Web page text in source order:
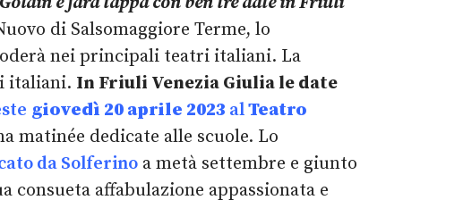
di Salsomaggiore Terme, lo
nei principali teatri italiani. La
italiani. In Friuli Venezia Giulia le date
giovedì 20 aprile 2023 alTeatro
matinée dedicate alle scuole. Lo
da Solferino a metà settembre e giunto
consueta affabulazione appassionata e